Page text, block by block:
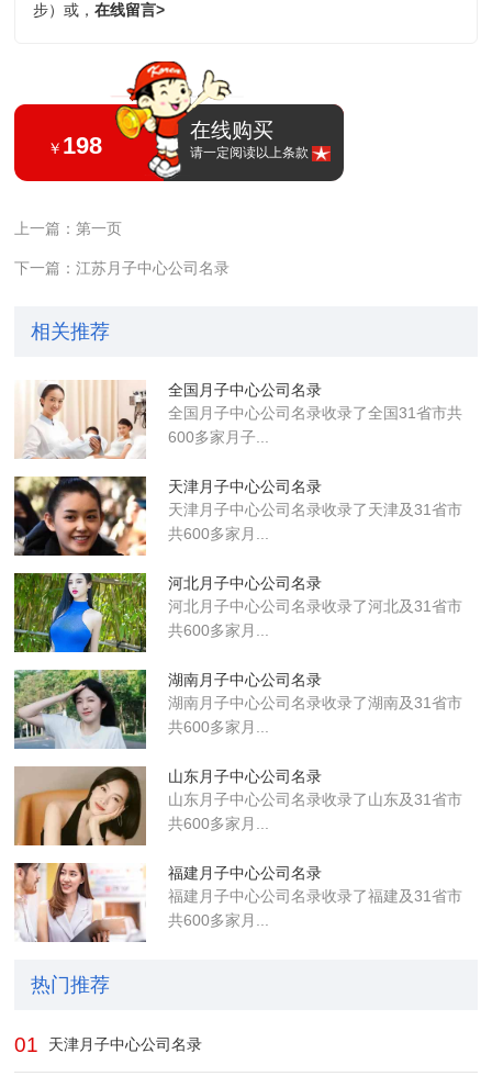
步）或，在线留言>
￥ 198
在线购买
请一定阅读以上条款
上一篇：第一页
下一篇：江苏月子中心公司名录
相关推荐
全国月子中心公司名录
全国月子中心公司名录收录了全国31省市共
600多家月子...
天津月子中心公司名录
天津月子中心公司名录收录了天津及31省市
共600多家月...
河北月子中心公司名录
河北月子中心公司名录收录了河北及31省市
共600多家月...
湖南月子中心公司名录
湖南月子中心公司名录收录了湖南及31省市
共600多家月...
山东月子中心公司名录
山东月子中心公司名录收录了山东及31省市
共600多家月...
福建月子中心公司名录
福建月子中心公司名录收录了福建及31省市
共600多家月...
热门推荐
01 天津月子中心公司名录